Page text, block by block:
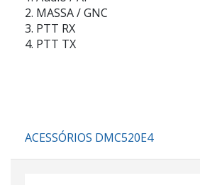
2. MASSA / GNC
3. PTT RX
4. PTT TX
ACESSÓRIOS DMC520E4